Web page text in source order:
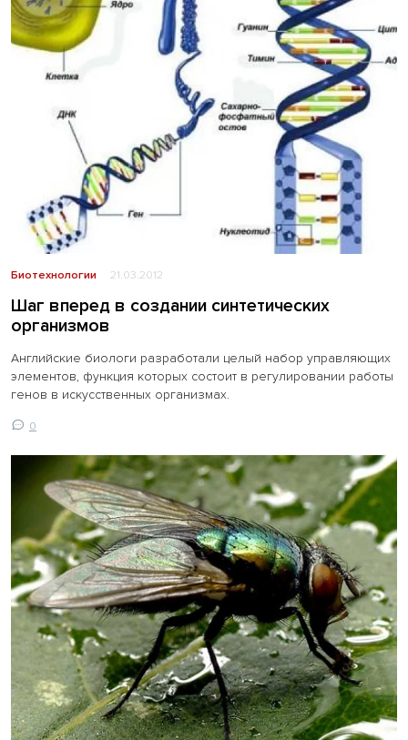
Биотехнологии 21.03.2012
Шаг вперед в создании синтетических
организмов
Английские биологи разработали целый набор управляющих
элементов, функция которых состоит в регулировании работы
генов в искусственных организмах.
0